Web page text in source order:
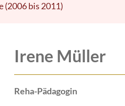
(2006 bis 2011)
Irene Müller
Reha-Pädagogin